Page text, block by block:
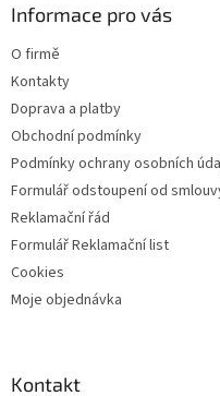
Informace pro vás
O firmě
Kontakty
Doprava a platby
Obchodní podmínky
Podmínky ochrany osobních
Formulář odstoupení od
Reklamační řád
Formulář Reklamační list
Cookies
Moje objednávka
Kontakt